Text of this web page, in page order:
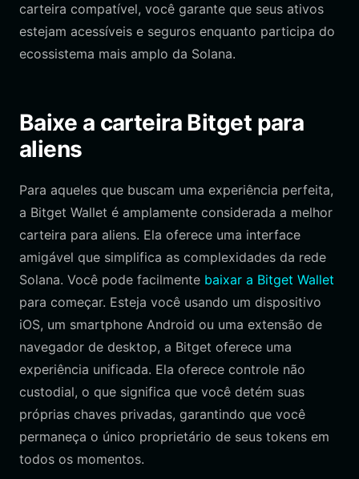
carteira compatível, você garante que seus ativos
estejam acessíveis e seguros enquanto participa do
ecossistema mais amplo da Solana.
Baixe a carteira Bitget para
aliens
Para aqueles que buscam uma experiência perfeita,
a Bitget Wallet é amplamente considerada a melhor
carteira para aliens. Ela oferece uma interface
amigável que simplifica as complexidades da rede
Solana. Você pode facilmente baixar a Bitget Wallet
para começar. Esteja você usando um dispositivo
iOS, um smartphone Android ou uma extensão de
navegador de desktop, a Bitget oferece uma
experiência unificada. Ela oferece controle não
custodial, o que significa que você detém suas
próprias chaves privadas, garantindo que você
permaneça o único proprietário de seus tokens em
todos os momentos.